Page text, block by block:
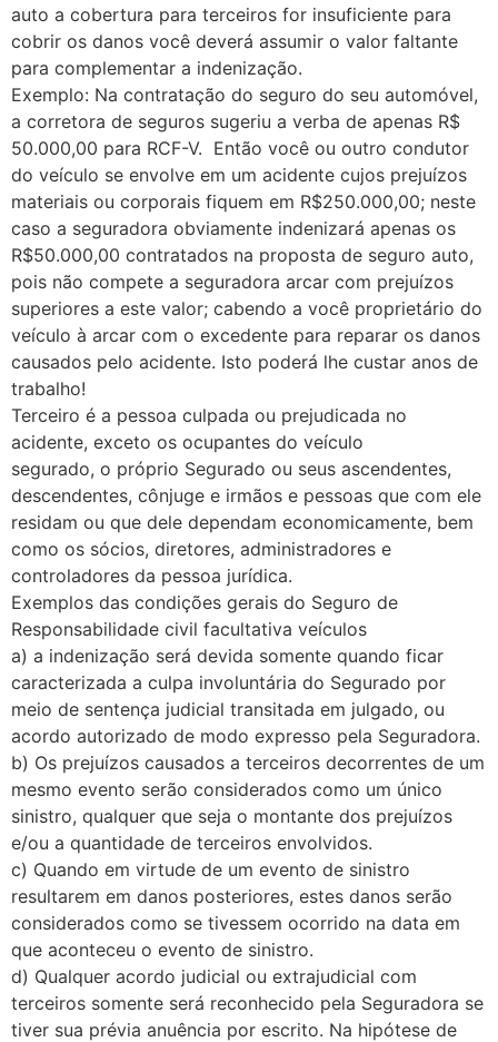
auto a cobertura para terceiros for insuficiente para
cobrir os danos você deverá assumir o valor faltante
para complementar a indenização.
Exemplo: Na contratação do seguro do seu automóvel,
a corretora de seguros sugeriu a verba de apenas R$
50.000,00 para RCF-V. Então você ou outro condutor
do veículo se envolve em um acidente cujos prejuízos
materiais ou corporais fiquem em R$250.000,00; neste
caso a seguradora obviamente indenizará apenas os
R$50.000,00 contratados na proposta de seguro auto,
pois não compete a seguradora arcar com prejuízos
superiores a este valor; cabendo a você proprietário do
veículo à arcar com o excedente para reparar os danos
causados pelo acidente. Isto poderá lhe custar anos de
trabalho!
Terceiro é a pessoa culpada ou prejudicada no
acidente, exceto os ocupantes do veículo
segurado, o próprio Segurado ou seus ascendentes,
descendentes, cônjuge e irmãos e pessoas que com ele
residam ou que dele dependam economicamente, bem
como os sócios, diretores, administradores e
controladores da pessoa jurídica.
Exemplos das condições gerais do Seguro de
Responsabilidade civil facultativa veículos
a) a indenização será devida somente quando ficar
caracterizada a culpa involuntária do Segurado por
meio de sentença judicial transitada em julgado, ou
acordo autorizado de modo expresso pela Seguradora.
b) Os prejuízos causados a terceiros decorrentes de um
mesmo evento serão considerados como um único
sinistro, qualquer que seja o montante dos prejuízos
e/ou a quantidade de terceiros envolvidos.
c) Quando em virtude de um evento de sinistro
resultarem em danos posteriores, estes danos serão
considerados como se tivessem ocorrido na data em
que aconteceu o evento de sinistro.
d) Qualquer acordo judicial ou extrajudicial com
terceiros somente será reconhecido pela Seguradora se
tiver sua prévia anuência por escrito. Na hipótese de